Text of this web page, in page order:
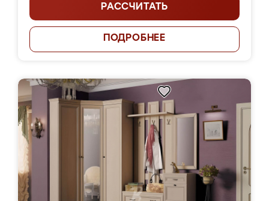
РАССЧИТАТЬ
ПОДРОБНЕЕ